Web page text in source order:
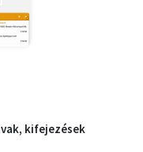
kifejezések